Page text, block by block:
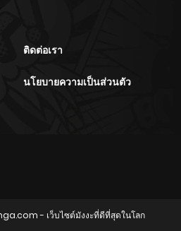
ติดต่อเรา
นโยบายความเป็นส่วนตัว
- เว็บไซต์มังงะที่ดีที่สุดในโลก